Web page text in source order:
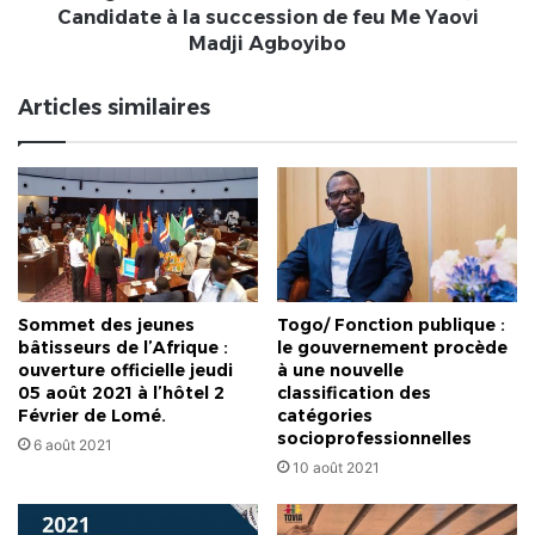
succession
Yaovi
Madji
Agboyibo
Candidate à la succession de feu Me Yaovi
Madji Agboyibo
Articles similaires
Sommet des jeunes
bâtisseurs de l’Afrique :
ouverture officielle jeudi
05 août 2021 à l’hôtel 2
Février de Lomé.
6 août 2021
Togo/ Fonction publique :
le gouvernement procède
à une nouvelle
classification des
catégories
socioprofessionnelles
10 août 2021